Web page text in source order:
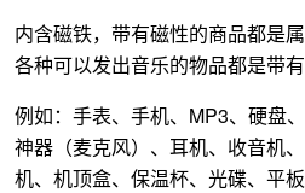
内含磁铁，带有磁性的商品都是
各种可以发出音乐的物品都是带有
例如：手表、手机、MP3、硬盘
神器（麦克风）、耳机、收音机
机、机顶盒、保温杯、光碟、平